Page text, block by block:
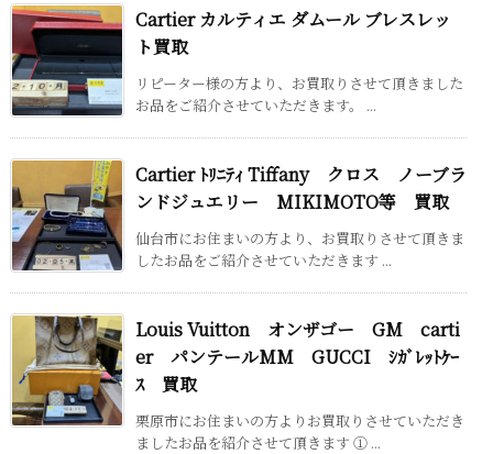
Cartier カルティエ ダムール ブレスレッ
ト買取
リピーター様の方より、お買取りさせて頂きました
お品をご紹介させていただきます。 ...
Cartier ﾄﾘﾆﾃｨ Tiffany クロス ノーブラ
ンドジュエリー MIKIMOTO等 買取
仙台市にお住まいの方より、お買取りさせて頂きま
したお品をご紹介させていただきます ...
Louis Vuitton オンザゴー GM carti
er パンテールMM GUCCI ｼｶﾞﾚｯﾄｹｰ
ｽ 買取
栗原市にお住まいの方よりお買取りさせていただき
ましたお品を紹介させて頂きます ① ...